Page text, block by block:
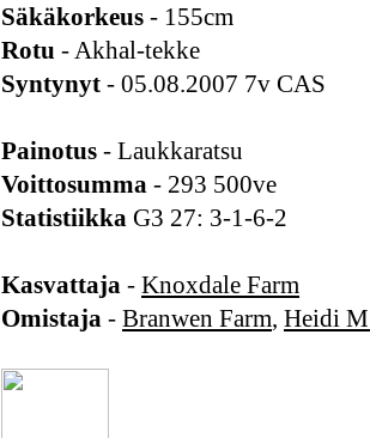
Säkäkorkeus - 155cm
Rotu - Akhal-tekke
Syntynyt - 05.08.2007 7v CAS
Painotus - Laukkaratsu
Voittosumma - 293 500ve
Statistiikka G3 27: 3-1-6-2
Kasvattaja - Knoxdale Farm
Omistaja - Branwen Farm, Heidi